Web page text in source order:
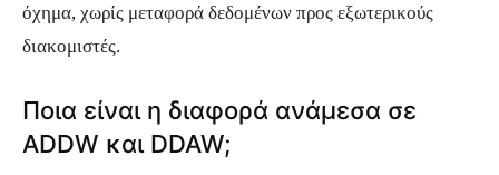
όχημα, χωρίς μεταφορά δεδομένων προς εξωτερικούς
διακομιστές.
Ποια είναι η διαφορά ανάμεσα σε
ADDW και DDAW;